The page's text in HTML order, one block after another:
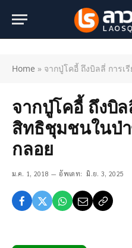
Home » จากปู่โคอี้ ถึงบิลลี่ การเรียกร้
จากปู่โคอี้ ถึงบิล
สิทธิชุมชนในป่า
กลอย
ม.ค. 1, 2018 อัพเดท: มิ.ย. 3, 2025